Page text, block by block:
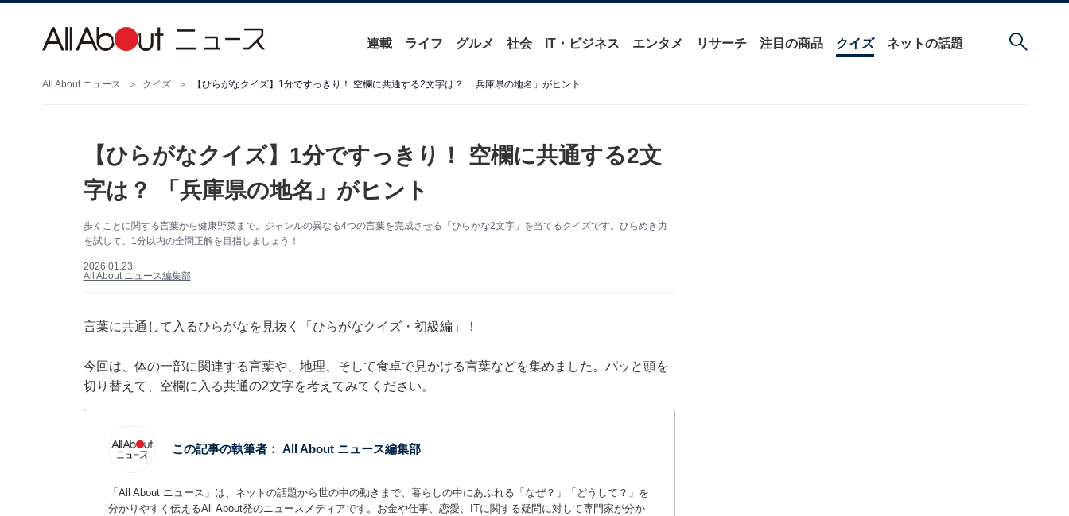
連載 ライフ グルメ 社会 IT・ビジネス エンタメ リサーチ 注目の商品 クイズ ネットの話題
All About ニュース クイズ 【ひらがなクイズ】1分ですっきり！ 空欄に共通する2文字は？ 「兵庫県の地名」がヒント
【ひらがなクイズ】1分ですっきり！ 空欄に共通する2文
字は？ 「兵庫県の地名」がヒント
歩くことに関する言葉から健康野菜まで。ジャンルの異なる4つの言葉を完成させる「ひらがな2文字」を当てるクイズです。ひらめき力
を試して、1分以内の全問正解を目指しましょう！
2026.01.23
All About ニュース編集部
言葉に共通して入るひらがなを見抜く「ひらがなクイズ・初級編」！
今回は、体の一部に関連する言葉や、地理、そして食卓で見かける言葉などを集めました。パッと頭を
切り替えて、空欄に入る共通の2文字を考えてみてください。
この記事の執筆者： All About ニュース編集部
「All About ニュース」は、ネットの話題から世の中の動きまで、暮らしの中にあふれる「なぜ？」「どうして？」を
分かりやすく伝えるAll About発のニュースメディアです。お金や仕事、恋愛、ITに関する疑問に対して専門家が分か